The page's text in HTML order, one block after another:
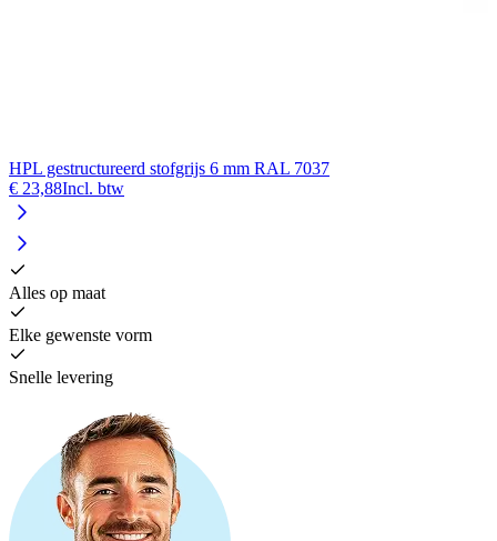
HPL gestructureerd stofgrijs 6 mm RAL 7037
€ 23,88Incl. btw
Alles op maat
Elke gewenste vorm
Snelle levering